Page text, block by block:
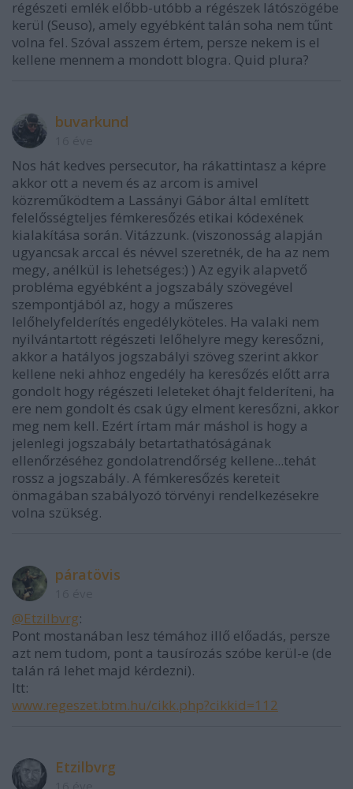
régészeti emlék előbb-utóbb a régészek látószögébe
kerül (Seuso), amely egyébként talán soha nem tűnt
volna fel. Szóval asszem értem, persze nekem is el
kellene mennem a mondott blogra. Quid plura?
buvarkund
Nos hát kedves persecutor, ha rákattintasz a képre
akkor ott a nevem és az arcom is amivel
közreműködtem a Lassányi Gábor által említett
felelősségteljes fémkeresőzés etikai kódexének
kialakítása során. Vitázzunk. (viszonosság alapján
ugyancsak arccal és névvel szeretnék, de ha az nem
megy, anélkül is lehetséges:) ) Az egyik alapvető
probléma egyébként a jogszabály szövegével
szempontjából az, hogy a műszeres
lelőhelyfelderítés engedélyköteles. Ha valaki nem
nyilvántartott régészeti lelőhelyre megy keresőzni,
akkor a hatályos jogszabályi szöveg szerint akkor
kellene neki ahhoz engedély ha keresőzés előtt arra
gondolt hogy régészeti leleteket óhajt felderíteni, ha
ere nem gondolt és csak úgy elment keresőzni, akkor
meg nem kell. Ezért írtam már máshol is hogy a
jelenlegi jogszabály betartathatóságának
ellenőrzéséhez gondolatrendőrség kellene...tehát
rossz a jogszabály. A fémkeresőzés kereteit
önmagában szabályozó törvényi rendelkezésekre
volna szükség.
páratövis
@Etzilbvrg:
Pont mostanában lesz témához illő előadás, persze
azt nem tudom, pont a tausírozás szóbe kerül-e (de
talán rá lehet majd kérdezni).
Itt:
www.regeszet.btm.hu/cikk.php?cikkid=112
Etzilbvrg